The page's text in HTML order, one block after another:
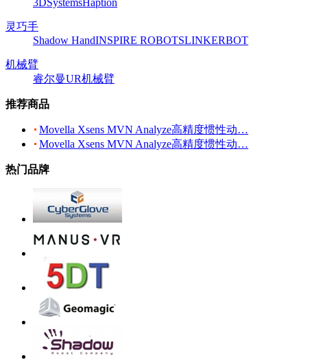
3DSystemsHaption
灵巧手
Shadow HandINSPIRE ROBOTSLINKERBOT
机械臂
睿尔曼UR机械臂
推荐商品
Movella Xsens MVN Analyze高精度惯性动…
Movella Xsens MVN Analyze高精度惯性动…
热门品牌